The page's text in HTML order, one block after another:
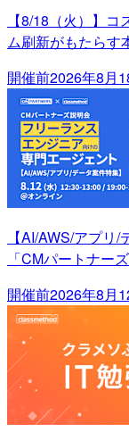
【8/18（火）】
ム刷新がもたらす
開催前2026年8月
【AI/AWS/アプリ
「CMパートナー
開催前2026年8月